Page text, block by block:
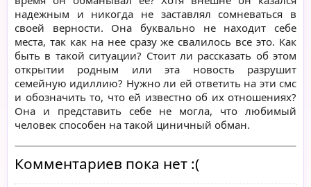
надежным и никогда не заставлял сомневаться в
своей верности. Она буквально не находит себе
места, так как на нее сразу же свалилось все это. Как
быть в такой ситуации? Стоит ли рассказать об этом
открытии родным или эта новость разрушит
семейную идиллию? Нужно ли ей ответить на эти смс
и обозначить то, что ей известно об их отношениях?
Она и представить себе не могла, что любимый
человек способен на такой циничный обман.
Комментариев пока нет :(